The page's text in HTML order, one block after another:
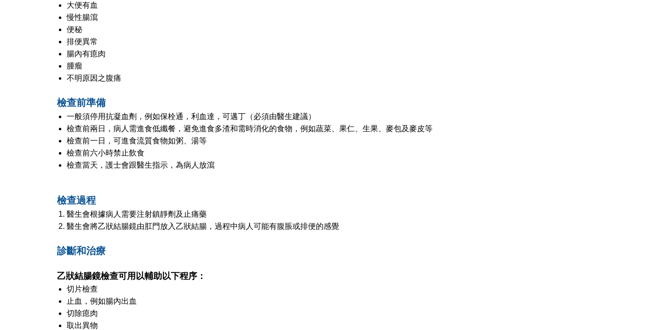
大便有血
慢性腸瀉
便秘
排便異常
腸內有瘜肉
腫瘤
不明原因之腹痛
檢查前準備
一般須停用抗凝血劑，例如保栓通，利血達，可邁丁（必須由醫生建議）
檢查前兩日，病人需進食低纖餐，避免進食多渣和需時消化的食物，例如蔬菜、果仁、生果、麥包及麥皮等
檢查前一日，可進食流質食物如粥、湯等
檢查前六小時禁止飲食
檢查當天，護士會跟醫生指示，為病人放瀉
檢查過程
醫生會根據病人需要注射鎮靜劑及止痛藥
醫生會將乙狀結腸鏡由肛門放入乙狀結腸，過程中病人可能有腹脹或排便的感覺
診斷和治療
乙狀結腸鏡檢查可用以輔助以下程序：
切片檢查
止血，例如腸內出血
切除瘜肉
取出異物